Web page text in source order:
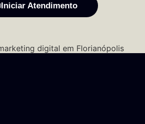
Iniciar Atendimento